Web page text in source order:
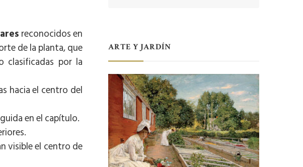
reconocidos en
de la planta, que
clasificadas por la
hacia el centro del
en el capítulo.
visible el centro de
ARTE Y JARDÍN